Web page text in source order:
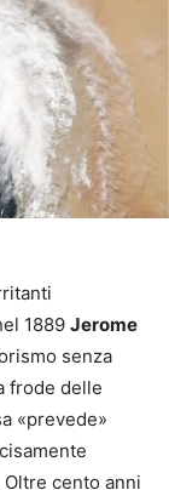
1889 Jerome
senza
frode delle
«prevede»
Oltre cento anni